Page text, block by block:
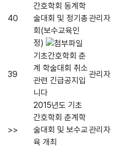
40
간호학회 동계학
술대회 및 정기총
회(보수교육인
정)
관리자
39
기초간호학회 춘
계 학술대회 취소
관련 긴급공지입
니다
관리자
>>
2015년도 기초
간호학회 춘계학
술대회 및 보수교
육 개최
관리자